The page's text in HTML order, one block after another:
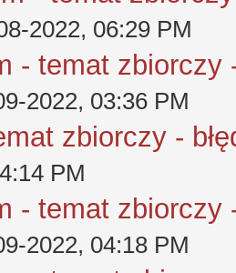
2022, 06:29 PM
- temat zbiorczy
2022, 03:36 PM
zbiorczy -
PM
- temat zbiorczy
2022, 04:18 PM